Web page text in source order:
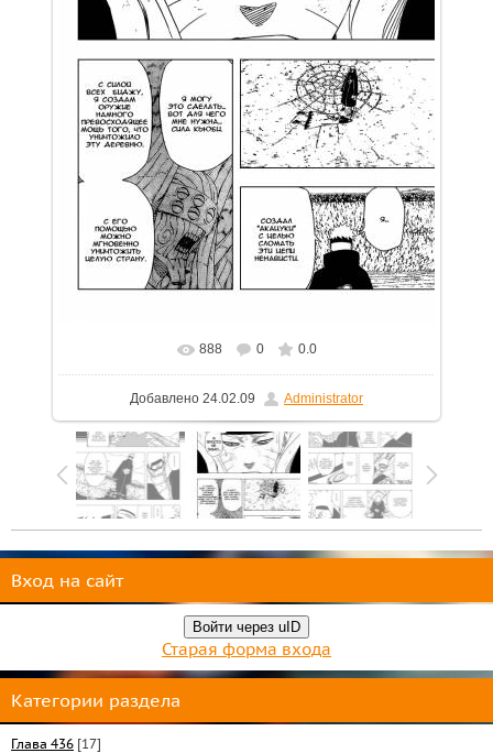
В реальном размере 754x1100
888 0 0.0
Добавлено 24.02.09 Administrator
Вход на сайт
Войти через uID
Старая форма входа
Категории раздела
Глава 436 [17]